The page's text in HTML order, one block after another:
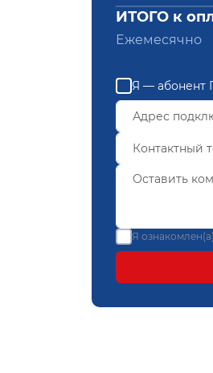
ИТОГО к
Ежемесячно
Я — абонент
Я